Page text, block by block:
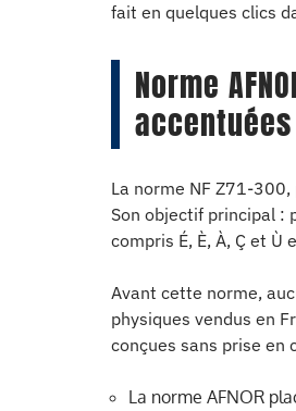
fait en quelques clics
Norme
accentuées
La norme NF Z71-300,
Son objectif principal :
compris É, È, À, Ç et Ù
Avant cette norme,
physiques vendus en
conçues sans prise en
La norme AFNOR